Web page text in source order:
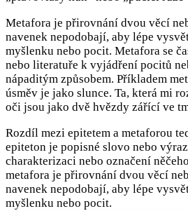
Metafora je přirovnání dvou věcí
navenek nepodobají, aby lépe
myšlenku nebo pocit. Metafora se
nebo literatuře k vyjádření pocitů
nápaditým způsobem. Příkladem
úsměv je jako slunce. Ta, která mi
oči jsou jako dvě hvězdy zářící ve
Rozdíl mezi epitetem a metaforou
epiteton je popisné slovo nebo
charakterizaci nebo označení
metafora je přirovnání dvou věcí
navenek nepodobají, aby lépe
myšlenku nebo pocit.